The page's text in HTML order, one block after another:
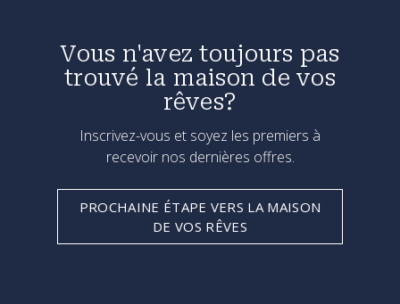
Vous n'avez toujours pas
trouvé la maison de vos
rêves?
Inscrivez-vous et soyez les premiers à
recevoir nos dernières offres.
PROCHAINE ÉTAPE VERS LA MAISON
DE VOS RÊVES